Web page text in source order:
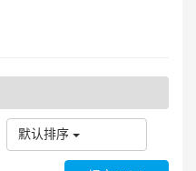
默认排序